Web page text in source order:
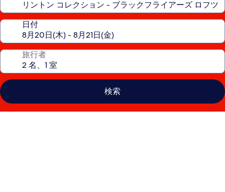
日付
旅行者
検索